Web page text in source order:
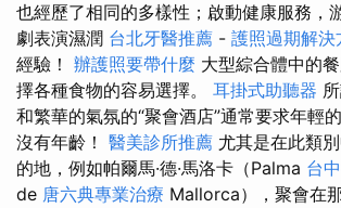
也經歷了相同的多樣性；啟動健康服務，
劇表演濕潤 台北牙醫推薦 - 護照過期解決
經驗！ 辦護照要帶什麼 大型綜合體中的
擇各種食物的容易選擇。 耳掛式助聽器
和繁華的氣氛的“聚會酒店”通常要求年輕
沒有年齡！ 醫美診所推薦 尤其是在此類
的地，例如帕爾馬·德·馬洛卡（Palma 台
de 唐六典專業治療 Mallorca），聚會在